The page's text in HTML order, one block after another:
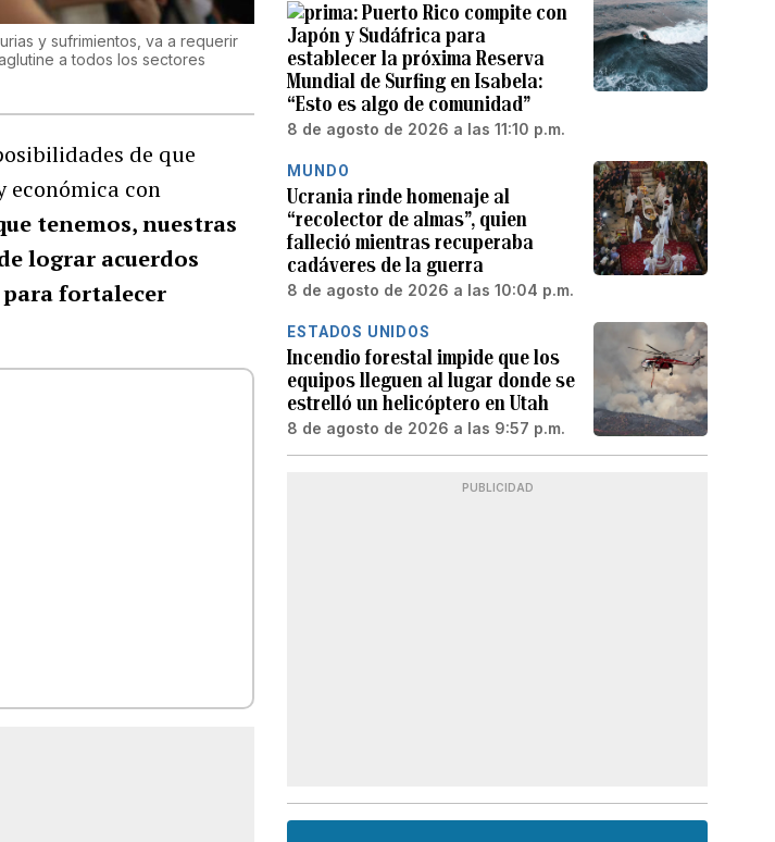
y sufrimientos, va a requerir
a todos los sectores
de que
económica con
tenemos, nuestras
lograr acuerdos
fortalecer
Puerto Rico compite con
Japón y Sudáfrica para
establecer la próxima Reserva
Mundial de Surfing en Isabela:
“Esto es algo de comunidad”
8 de agosto de 2026 a las 11:10 p.m.
MUNDO
Ucrania rinde homenaje al
“recolector de almas”, quien
falleció mientras recuperaba
cadáveres de la guerra
8 de agosto de 2026 a las 10:04 p.m.
ESTADOS UNIDOS
Incendio forestal impide que los
equipos lleguen al lugar donde se
estrelló un helicóptero en Utah
8 de agosto de 2026 a las 9:57 p.m.
PUBLICIDAD